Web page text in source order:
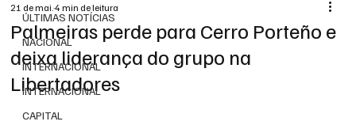
ÚLTIMAS NOTÍCIAS
NACIONAL
INTERNACIONAL
INTERNACIONAL
CAPITAL
Palmeiras perde para Cerro Porteño e
deixa liderança do grupo na
Libertadores
21 de mai.4 min de leitura